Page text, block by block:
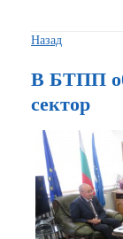
Назад
В БТПП
сектор